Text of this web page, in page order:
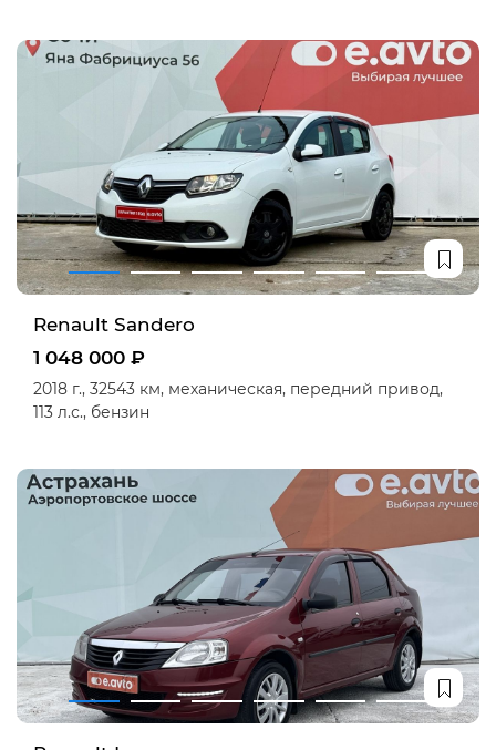
Renault Sandero
1 048 000 ₽
2018 г., 32543 км, механическая, передний привод,
113 л.с., бензин